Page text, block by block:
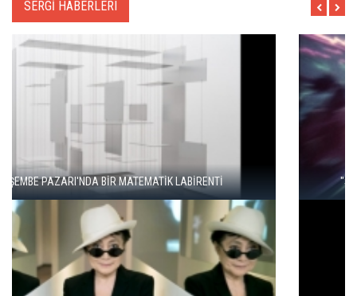
SERGİ HABERLERI
"ŞEHRİ BİZ ÖĞRENMİYORUZ, TELEFONUMUZ ÖĞRENİYOR"